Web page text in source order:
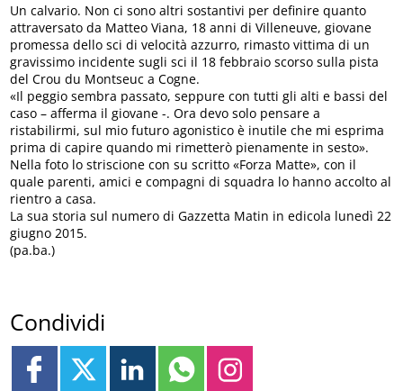
Un calvario. Non ci sono altri sostantivi per definire quanto
attraversato da Matteo Viana, 18 anni di Villeneuve, giovane
promessa dello sci di velocità azzurro, rimasto vittima di un
gravissimo incidente sugli sci il 18 febbraio scorso sulla pista
del Crou du Montseuc a Cogne.
«Il peggio sembra passato, seppure con tutti gli alti e bassi del
caso – afferma il giovane -. Ora devo solo pensare a
ristabilirmi, sul mio futuro agonistico è inutile che mi esprima
prima di capire quando mi rimetterò pienamente in sesto».
Nella foto lo striscione con su scritto «Forza Matte», con il
quale parenti, amici e compagni di squadra lo hanno accolto al
rientro a casa.
La sua storia sul numero di Gazzetta Matin in edicola lunedì 22
giugno 2015.
(pa.ba.)
Condividi